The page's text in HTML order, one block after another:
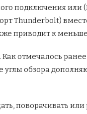
подключения или
Thunderbolt)
приводит к
отмечалось
обзора
поворачивать или